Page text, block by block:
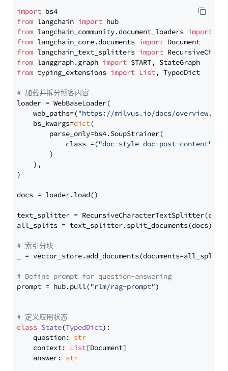
import
from langchain import
from langchain_community.document_loaders import
from langchain_core.documents import
from langchain_text_splitters import
from langgraph.graph import
from typing_extensions import List, TypedDict
# 加载并拆分博客内容
loader = WebBaseLoader(
    web_paths=(
"https://milvus.io/docs/overview.md"
    bs_kwargs=
dict(
        parse_only=bs4.SoupStrainer(
            class_=(
"doc-style doc-post-content"
        )
    ),
)
docs = loader.load()
text_splitter =
all_splits = text_splitter.split_documents(docs)
# 索引分块
_ = vector_store.add_documents(documents=all_splits)
# Define prompt for question-answering
prompt = hub.pull("rlm/rag-prompt")
# 定义应用状态
class State(TypedDict):
    question:
str
    context:
List[Document]
    answer:
str